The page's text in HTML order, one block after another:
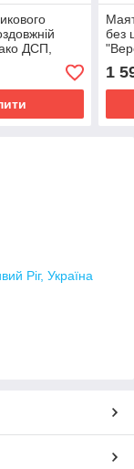
ДСП,
без
1
Ріг, Україна